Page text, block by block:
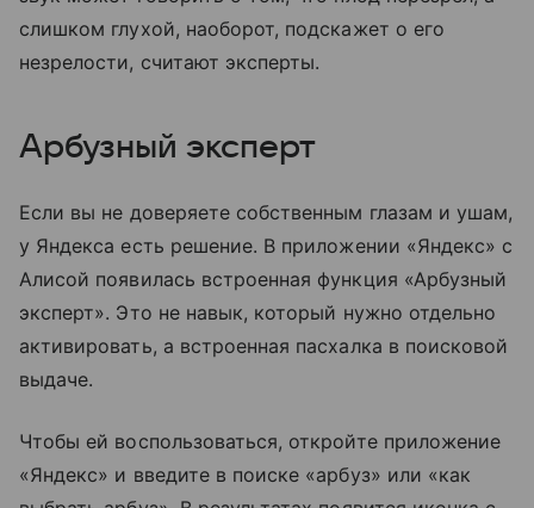
слишком глухой, наоборот, подскажет о его
незрелости, считают эксперты.
Арбузный эксперт
Если вы не доверяете собственным глазам и ушам,
у Яндекса есть решение. В приложении «Яндекс» с
Алисой появилась встроенная функция «Арбузный
эксперт». Это не навык, который нужно отдельно
активировать, а встроенная пасхалка в поисковой
выдаче.
Чтобы ей воспользоваться, откройте приложение
«Яндекс» и введите в поиске «арбуз» или «как